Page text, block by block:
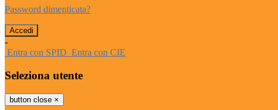
Password dimenticata?
-
Entra con SPID Entra con CIE
Seleziona utente
button close ×